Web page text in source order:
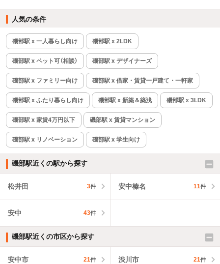
人気の条件
磯部駅 x 一人暮らし向け 磯部駅 x 2LDK
磯部駅 x ペット可（相談） 磯部駅 x デザイナーズ
磯部駅 x ファミリー向け 磯部駅 x 借家・賃貸一戸建て・一軒家
磯部駅 x ふたり暮らし向け 磯部駅 x 新築＆築浅 磯部駅 x 3LDK
磯部駅 x 家賃4万円以下 磯部駅 x 賃貸マンション
磯部駅 x リノベーション 磯部駅 x 学生向け
磯部駅近くの駅から探す
松井田 3件 安中榛名 11件
安中 43件
磯部駅近くの市区から探す
安中市 21件 渋川市 21件